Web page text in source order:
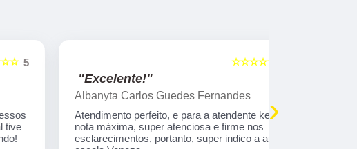
5
☆☆☆☆☆
"Excelente!"
Albanyta Carlos Guedes Fernandes
Atendimento perfeito, e para a atendente kelly,
nota máxima, super atenciosa e firme nos
esclarecimentos, portanto, super indico a auto
›